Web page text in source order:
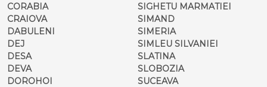
CORABIA
CRAIOVA
DABULENI
DEJ
DESA
DEVA
DOROHOI
SIGHETU MARMATIEI
SIMAND
SIMERIA
SIMLEU SILVANIEI
SLATINA
SLOBOZIA
SUCEAVA